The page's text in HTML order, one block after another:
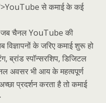
से कमाई के कई
चैनल YouTube की
विज्ञापनों के जरिए कमाई शुरू हो
ब्रांड स्पॉन्सरशिप, डिजिटल
अवसर भी आय के महत्वपूर्ण
प्रदर्शन करता है तो कमाई